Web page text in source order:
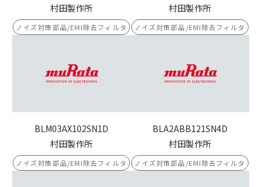
村田製作所
ノイズ対策部品/EMI除去フィルタ
村田製作所
ノイズ対策部品/EMI除去フィルタ
BLM03AX102SN1D
村田製作所
ノイズ対策部品/EMI除去フィルタ
BLA2ABB121SN4D
村田製作所
ノイズ対策部品/EMI除去フィルタ